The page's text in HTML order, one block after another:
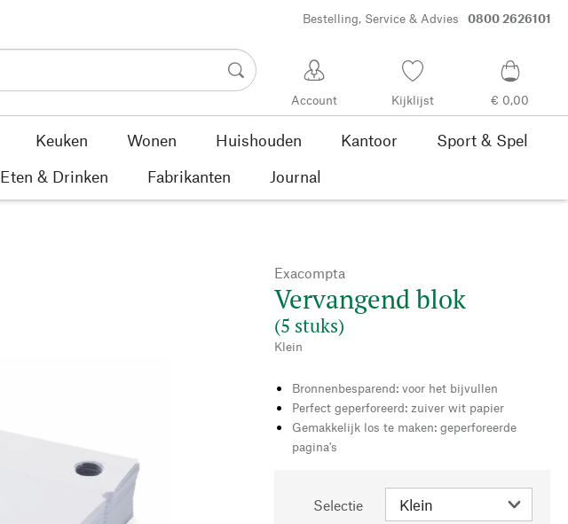
Bestelling, Service & Advies 0800 2626101
Account Kijklijst € 0,00
Keuken Wonen Huishouden Kantoor
Sport & Spel
Eten & Drinken Fabrikanten Journal
Exacompta
Vervangend blok
(5 stuks)
Klein
Bronnenbesparend: voor het bijvullen
Perfect geperforeerd: zuiver wit papier
Gemakkelijk los te maken: geperforeerde
pagina's
Selectie